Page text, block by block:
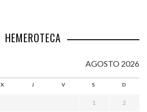
HEMEROTECA
AGOSTO 2026
X J V S D
1 2